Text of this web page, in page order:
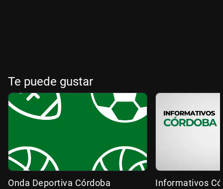
Te puede gustar
Onda Deportiva Córdoba Informativos